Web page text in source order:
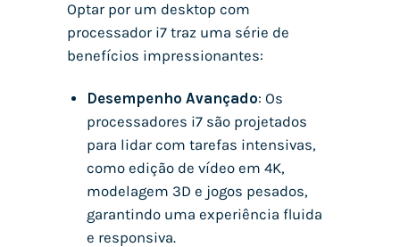
Optar por um desktop com
processador i7 traz uma série de
benefícios impressionantes:
Desempenho Avançado: Os
processadores i7 são projetados
para lidar com tarefas intensivas,
como edição de vídeo em 4K,
modelagem 3D e jogos pesados,
garantindo uma experiência fluida
e responsiva.